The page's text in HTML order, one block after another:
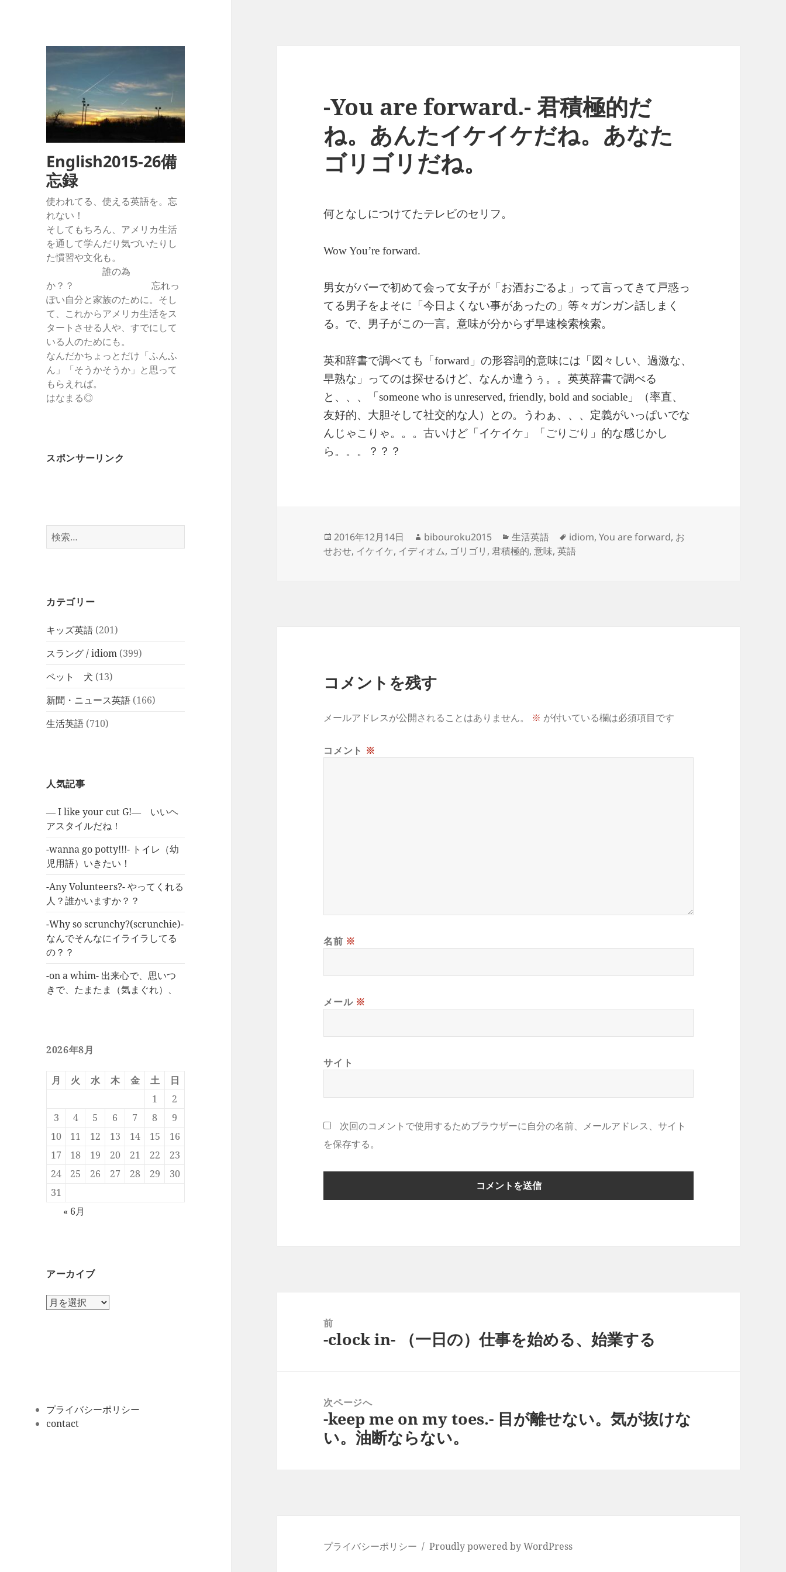
English2015-26備
忘録
使われてる、使える英語を。忘
れない！
そしてもちろん、アメリカ生活
を通して学んだり気づいたりし
た慣習や文化も。
誰の為
か？？ 忘れっ
ぽい自分と家族のために。そし
て、これからアメリカ生活をス
タートさせる人や、すでにして
いる人のためにも。
なんだかちょっとだけ「ふんふ
ん」「そうかそうか」と思って
もらえれば。
はなまる◎
スポンサーリンク
検
索:
カテゴリー
キッズ英語 (201)
スラング / idiom (399)
ペット 犬 (13)
新聞・ニュース英語 (166)
生活英語 (710)
人気記事
― I like your cut G!― いいヘ
アスタイルだね！
-wanna go potty!!!- トイレ（幼
児用語）いきたい！
-Any Volunteers?- やってくれる
人？誰かいますか？？
-Why so scrunchy?(scrunchie)-
なんでそんなにイライラしてる
の？？
-on a whim- 出来心で、思いつ
きで、たまたま（気まぐれ）、
2026年8月
月 火 水 木 金 土
日
1
2
3
4 5 6 7 8
9
10
11 12 13 14 15
16
17
18 19 20 21 22
23
24
25 26 27 28 29
30
31
« 6月
アーカイブ
ア
プライバシーポリシー
contact
-You are forward.- 君積極的だ
ね。あんたイケイケだね。あなた
ゴリゴリだね。
何となしにつけてたテレビのセリフ。
Wow You’re forward.
男女がバーで初めて会って女子が「お酒おごるよ」って言ってきて戸惑っ
てる男子をよそに「今日よくない事があったの」等々ガンガン話しまく
る。で、男子がこの一言。意味が分からず早速検索検索。
英和辞書で調べても「forward 」の形容詞的意味には「図々しい、過激な、
早熟な」ってのは探せるけど、なんか違うぅ。。英英辞書で調べる
と、、、「someone who is unreserved, friendly, bold and sociable 」（率直、
友好的、大胆そして社交的な人）との。うわぁ、、、定義がいっぱいでな
んじゃこりゃ。。。古いけど「イケイケ」「ごりごり」的な感じかし
ら。。。？？？
投
稿
2016年12月14日
作
成
bibouroku2015
カ
テ
生活英語
タ
グ
idiom,You are forward, お
せおせ, イケイケ, イディオム, ゴリゴリ ,君積極的,意味,英語
コメントを残す
メールアドレスが公開されることはありません。 ※ が付いている欄は必須項目です
コメント ※
名前 ※
メール ※
サイト
次回のコメントで使用するためブラウザーに自分の名前、メールアドレス、サイト
を保存する。
前
前
-clock in- （一日の）仕事を始める、始業する
次ページへ
次
の
-keep me on my toes.- 目が離せない。気が抜けな
い。油断ならない。
プライバシーポリシー Proudly powered by WordPress